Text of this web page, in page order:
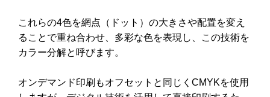
これらの4色を網点（ドット）の大きさや配置を変え
ることで重ね合わせ、多彩な色を表現し、この技術を
カラー分解と呼びます。
オンデマンド印刷もオフセットと同じくCMYKを使用